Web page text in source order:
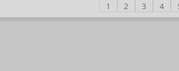
1
2 3 4